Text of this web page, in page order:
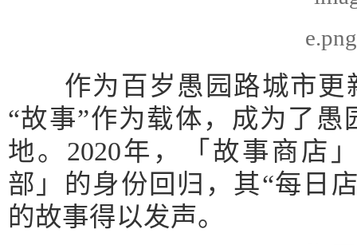
作为百岁愚园路城市更
“故事”作为载体，成为了
地。2020年，「故事商店
部」的身份回归，其“每日
的故事得以发声。